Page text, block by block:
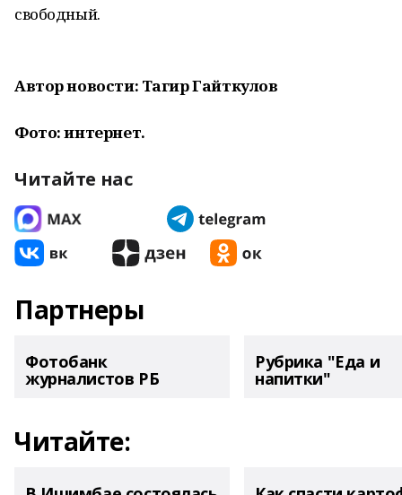
свободный.
Автор новости: Тагир Гайткулов
Фото: интернет.
Читайте нас
Партнеры
Фотобанк
журналистов РБ
Рубрика "Еда и
напитки"
Читайте: